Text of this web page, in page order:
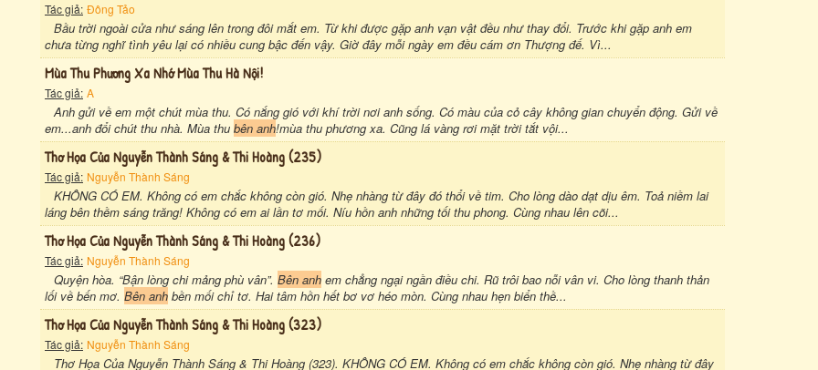
Tác giả: Đông Tảo
Bầu trời ngoài cửa như sáng lên trong đôi mắt em. Từ khi được gặp anh vạn vật đều như thay đổi. Trước khi gặp anh em
chưa từng nghĩ tình yêu lại có nhiều cung bậc đến vậy. Giờ đây mỗi ngày em đều cám ơn Thượng đế. Vì...
Mùa Thu Phương Xa Nhớ Mùa Thu Hà Nội!
Tác giả: A
Anh gửi về em một chút mùa thu. Có nắng gió với khí trời nơi anh sống. Có màu của cỏ cây không gian chuyển động. Gửi về
em...anh đổi chút thu nhà. Mùa thu bên anh!mùa thu phương xa. Cũng lá vàng rơi mặt trời tắt vội...
Thơ Họa Của Nguyễn Thành Sáng & Thi Hoàng (235)
Tác giả: Nguyễn Thành Sáng
KHÔNG CÓ EM. Không có em chắc không còn gió. Nhẹ nhàng từ đây đó thổi về tim. Cho lòng dào dạt dịu êm. Toả niềm lai
láng bên thềm sáng trăng! Không có em ai lần tơ mối. Níu hồn anh những tối thu phong. Cùng nhau lên cõi...
Thơ Họa Của Nguyễn Thành Sáng & Thi Hoàng (236)
Tác giả: Nguyễn Thành Sáng
Quyện hòa. “Bận lòng chi mảng phù vân”. Bên anh em chẳng ngại ngần điều chi. Rũ trôi bao nỗi vân vi. Cho lòng thanh thản
lối về bến mơ. Bên anh bền mối chỉ tơ. Hai tâm hồn hết bơ vơ héo mòn. Cùng nhau hẹn biển thề...
Thơ Họa Của Nguyễn Thành Sáng & Thi Hoàng (323)
Tác giả: Nguyễn Thành Sáng
Thơ Họa Của Nguyễn Thành Sáng & Thi Hoàng (323). KHÔNG CÓ EM. Không có em chắc không còn gió. Nhẹ nhàng từ đây